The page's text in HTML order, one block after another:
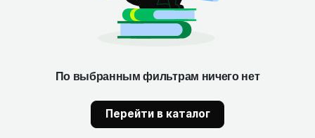
По выбранным фильтрам ничего нет
Перейти в каталог